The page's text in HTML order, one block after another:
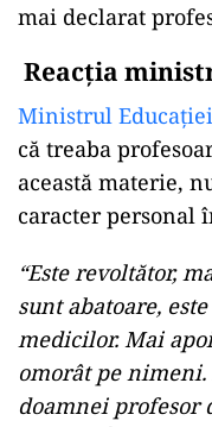
mai declarat
Reacția
Ministrul
că treaba
această materie,
caracter personal
“Este revoltător,
sunt abatoare,
medicilor. Mai
omorât pe nimeni.
doamnei profesor